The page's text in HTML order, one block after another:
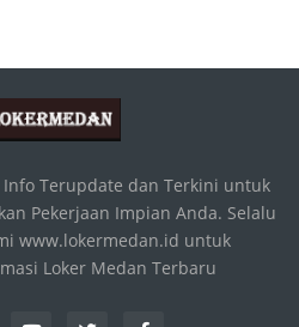
Terupdate dan Terkini untuk
Pekerjaan Impian Anda. Selalu
www.lokermedan.id untuk
Loker Medan Terbaru